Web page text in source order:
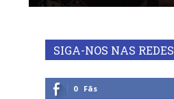
SIGA-NOS NAS REDES
0 Fãs